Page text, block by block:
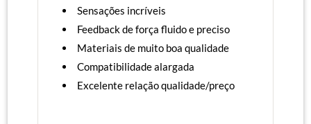
Sensações incríveis
Feedback de força fluido e preciso
Materiais de muito boa qualidade
Compatibilidade alargada
Excelente relação qualidade/preço